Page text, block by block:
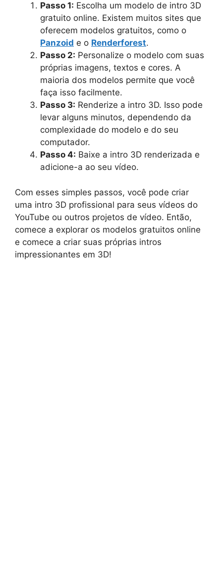
Passo 1: Escolha um modelo de intro 3D
gratuito online. Existem muitos sites que
oferecem modelos gratuitos, como o
Panzoid e o Renderforest.
Passo 2: Personalize o modelo com suas
próprias imagens, textos e cores. A
maioria dos modelos permite que você
faça isso facilmente.
Passo 3: Renderize a intro 3D. Isso pode
levar alguns minutos, dependendo da
complexidade do modelo e do seu
computador.
Passo 4: Baixe a intro 3D renderizada e
adicione-a ao seu vídeo.
Com esses simples passos, você pode criar
uma intro 3D profissional para seus vídeos do
YouTube ou outros projetos de vídeo. Então,
comece a explorar os modelos gratuitos online
e comece a criar suas próprias intros
impressionantes em 3D!